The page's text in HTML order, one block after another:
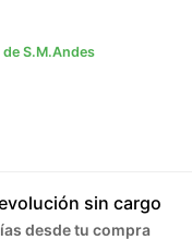
S.M.Andes
sin cargo
desde tu compra